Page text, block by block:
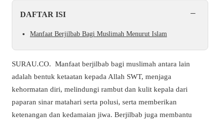
DAFTAR ISI −
Manfaat Berjilbab Bagi Muslimah Menurut Islam
SURAU.CO. Manfaat berjilbab bagi muslimah antara lain
adalah bentuk ketaatan kepada Allah SWT, menjaga
kehormatan diri, melindungi rambut dan kulit kepala dari
paparan sinar matahari serta polusi, serta memberikan
ketenangan dan kedamaian jiwa. Berjilbab juga membantu